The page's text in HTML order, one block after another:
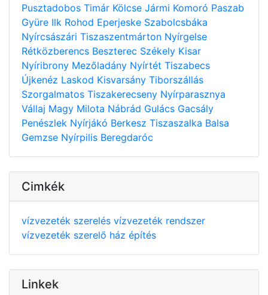
Pusztadobos Timár Kölcse Jármi Komoró Paszab
Gyüre Ilk Rohod Eperjeske Szabolcsbáka
Nyírcsászári Tiszaszentmárton Nyírgelse
Rétközberencs Beszterec Székely Kisar
Nyíribrony Mezőladány Nyírtét Tiszabecs
Újkenéz Laskod Kisvarsány Tiborszállás
Szorgalmatos Tiszakerecseny Nyírparasznya
Vállaj Magy Milota Nábrád Gulács Gacsály
Penészlek Nyírjákó Berkesz Tiszaszalka Balsa
Gemzse Nyírpilis Beregdaróc
Cimkék
vízvezeték szerelés vízvezeték rendszer
vízvezeték szerelő ház építés
Linkek